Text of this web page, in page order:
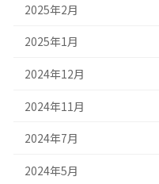
2025年2月
2025年1月
2024年12月
2024年11月
2024年7月
2024年5月